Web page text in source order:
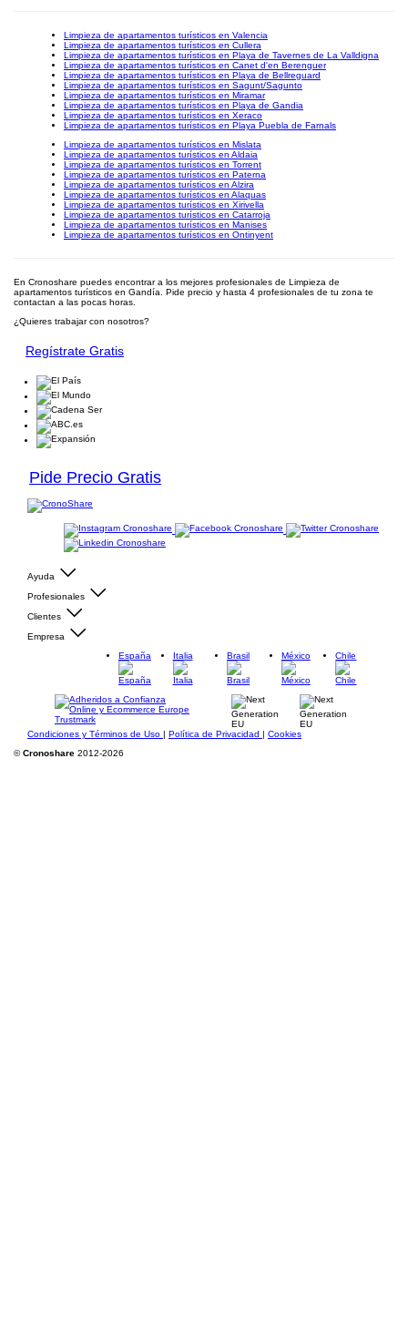
Limpieza de apartamentos turísticos en Valencia
Limpieza de apartamentos turísticos en Cullera
Limpieza de apartamentos turísticos en Playa de Tavernes de La Valldigna
Limpieza de apartamentos turísticos en Canet d'en Berenguer
Limpieza de apartamentos turísticos en Playa de Bellreguard
Limpieza de apartamentos turísticos en Sagunt/Sagunto
Limpieza de apartamentos turísticos en Miramar
Limpieza de apartamentos turísticos en Playa de Gandia
Limpieza de apartamentos turísticos en Xeraco
Limpieza de apartamentos turísticos en Playa Puebla de Farnals
Limpieza de apartamentos turísticos en Mislata
Limpieza de apartamentos turísticos en Aldaia
Limpieza de apartamentos turísticos en Torrent
Limpieza de apartamentos turísticos en Paterna
Limpieza de apartamentos turísticos en Alzira
Limpieza de apartamentos turísticos en Alaquas
Limpieza de apartamentos turísticos en Xirivella
Limpieza de apartamentos turísticos en Catarroja
Limpieza de apartamentos turísticos en Manises
Limpieza de apartamentos turísticos en Ontinyent
En Cronoshare puedes encontrar a los mejores profesionales de Limpieza de
apartamentos turísticos en Gandía. Pide precio y hasta 4 profesionales de tu zona te
contactan a las pocas horas.
¿Quieres trabajar con nosotros?
Regístrate Gratis
Pide Precio Gratis
Ayuda
Profesionales
Clientes
Empresa
España
Italia Brasil México Chile
Condiciones y Términos de Uso | Política de Privacidad | Cookies
©Cronoshare 2012-2026